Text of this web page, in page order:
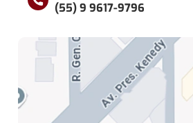
(55) 9 9617-9796